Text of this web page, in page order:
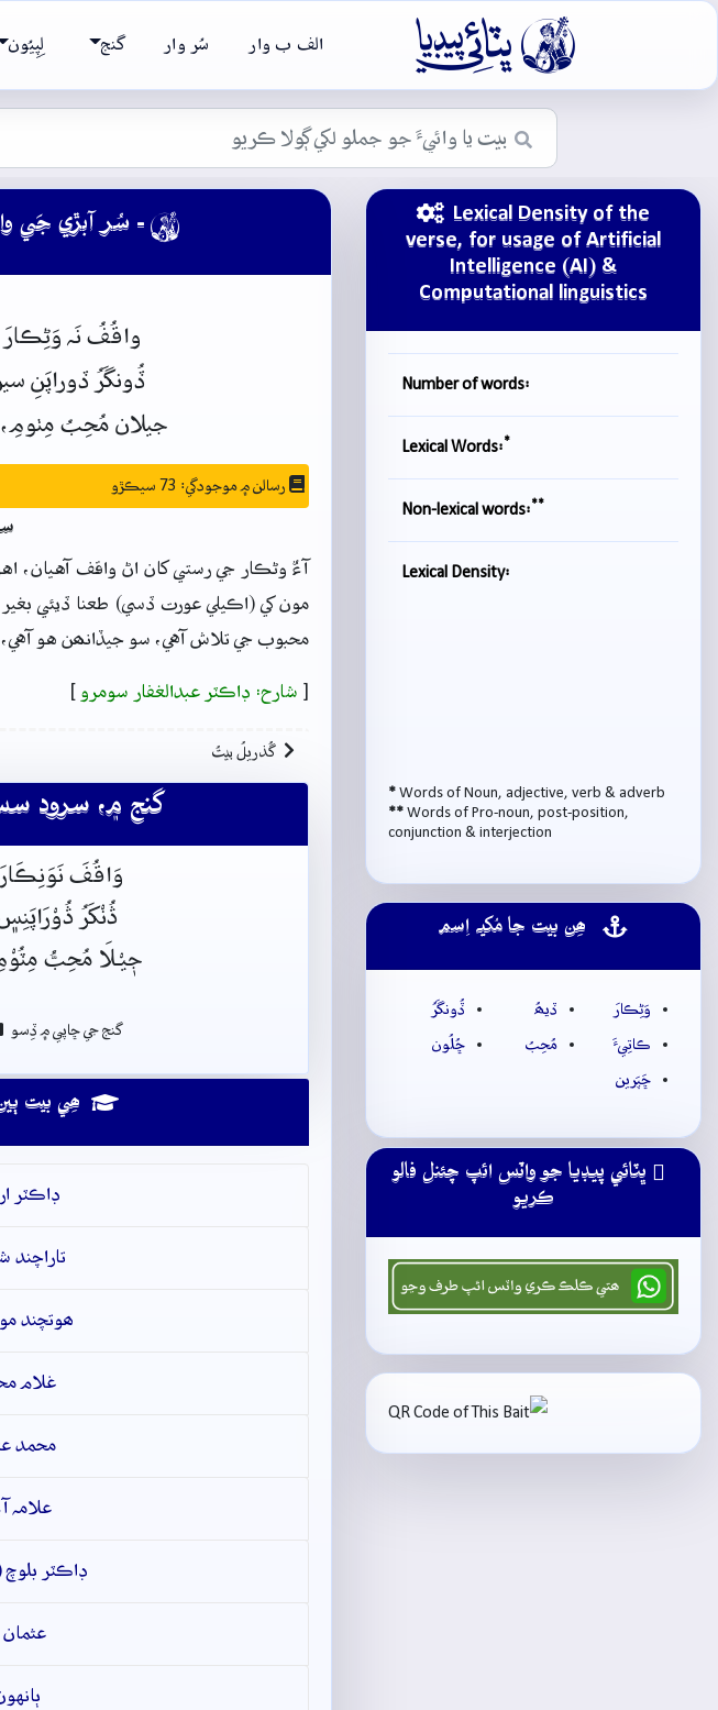
 الف ب وار سُر وار گنج لِپِيُون
Lexical Density of the
verse, for usage of Artificial
Intelligence (AI) &
Computational linguistics
Number of words:
Lexical Words:*
Non-lexical words:**
Lexical Density:
* Words of Noun, adjective, verb & adverb
** Words of Pro-noun, post-position,
conjunction & interjection
ھِن بيت جا مُکيہ اِسم
وَڻِڪارَ ڏيھُ
ڏُونگَرُ
ڪاتِيءَ
مُحِبُ
ڇُلُون
ڇَپَرين
ڀٽائي پيڊيا جو واٽس ائپ چئنل فالو
ڪريو
 - سُر آبڙي جَي
واقُفُ نَہ وَڻِڪارَ
ڏُونگَرُ ڏوراپَنِ
جيلان مُحِبُ مِٺومِ،
رسالن ۾ موجودگي: 73 سيڪڙو
آءٌ وڻڪار جي رستي کان اڻ واقف آهيان،
مون کي (اڪيلي عورت ڏسي) طعنا ڏيئي
محبوب جي تلاش آهي، سو جيڏانھن هو آهي،
[ شارح: ڊاڪٽر عبدالغفار سومرو ]
گُذريلُ بيتُ
گنج ۾، سرود
وَاقُفَ نَوَنِڪَارَ
ڎُنْکَرُ
جٖيْـلَا مُحِبُّ
گنج جي ڇاپي ۾ ڏِسو
ھِي بيت
ڊاڪٽر
تاراچند
ھوتچند
غلام
محمد
علامہ
ڊاڪٽر بلوچ (1269-1270
عثمان